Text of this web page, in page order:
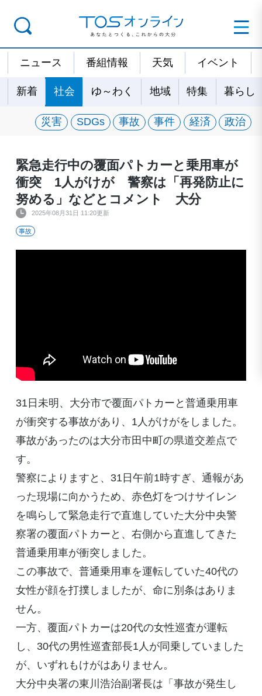
ニュース 番組情報 天気 イベント
新着 社会 ゆ～わく 地域 特集 暮らし
災害 SDGs 事故 事件 経済 政治
緊急走行中の覆面パトカーと乗用車が
衝突 1人がけが 警察は「再発防止に
努める」などとコメント 大分
2025年08月31日 11:20更新
事故
31日未明、大分市で覆面パトカーと普通乗用車
が衝突する事故があり、1人がけがをしました。
事故があったのは大分市田中町の県道交差点で
す。
警察によりますと、31日午前1時すぎ、通報があ
った現場に向かうため、赤色灯をつけサイレン
を鳴らして緊急走行で直進していた大分中央警
察署の覆面パトカーと、右側から直進してきた
普通乗用車が衝突しました。
この事故で、普通乗用車を運転していた40代の
女性が顔を打撲しましたが、命に別条はありま
せん。
一方、覆面パトカーは20代の女性巡査が運転
し、30代の男性巡査部長1人が同乗していました
が、いずれもけがはありません。
大分中央署の東川浩治副署長は「事故が発生し